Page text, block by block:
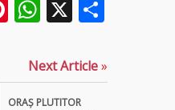
Clarvăzătoarea
Vrăjitoarea
Morgana,
Pinterest
WhatsApp
X
Next Article»
ORAŞ PLUTITOR